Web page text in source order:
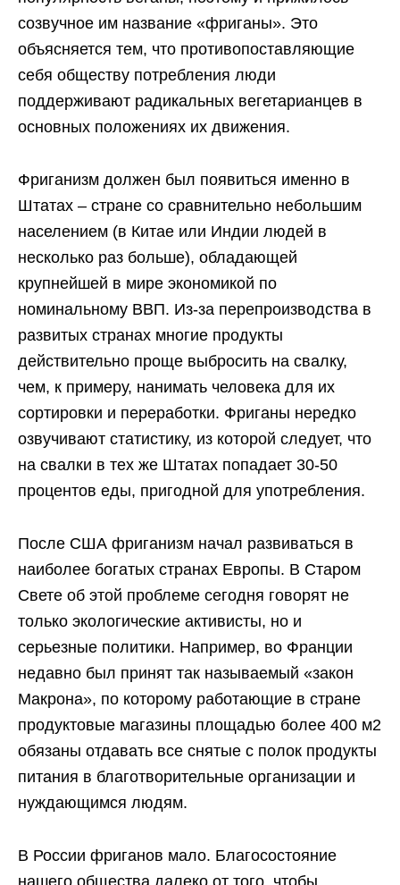
созвучное им название «фриганы». Это
объясняется тем, что противопоставляющие
себя обществу потребления люди
поддерживают радикальных вегетарианцев в
основных положениях их движения.
Фриганизм должен был появиться именно в
Штатах – стране со сравнительно небольшим
населением (в Китае или Индии людей в
несколько раз больше), обладающей
крупнейшей в мире экономикой по
номинальному ВВП. Из-за перепроизводства в
развитых странах многие продукты
действительно проще выбросить на свалку,
чем, к примеру, нанимать человека для их
сортировки и переработки. Фриганы нередко
озвучивают статистику, из которой следует, что
на свалки в тех же Штатах попадает 30-50
процентов еды, пригодной для употребления.
После США фриганизм начал развиваться в
наиболее богатых странах Европы. В Старом
Свете об этой проблеме сегодня говорят не
только экологические активисты, но и
серьезные политики. Например, во Франции
недавно был принят так называемый «закон
Макрона», по которому работающие в стране
продуктовые магазины площадью более 400 м2
обязаны отдавать все снятые с полок продукты
питания в благотворительные организации и
нуждающимся людям.
В России фриганов мало. Благосостояние
нашего общества далеко от того, чтобы